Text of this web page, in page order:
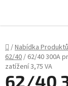
Domů
/Nabídka Produktů
62/40/ 62/40 300A
zatížení 3,75 VA
62/40